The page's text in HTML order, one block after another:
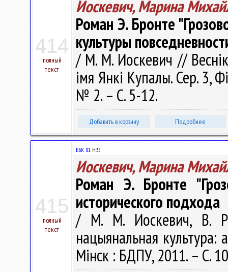
414
полный
текст
Иоскевич, Марина
Роман Э. Бронте
культуры
/ М. М. Иоскевич // Веснік
імя Янкі Купалы. Сер. 3,
№ 2. – С. 5-12.
Добавить в корзину Подробнее
415
полный
текст
ББК 81.Н35
Иоскевич, Марина
Роман Э. Бронте
исторического подхода
/ М. М. Иоскевич, В. Р.
нацыянальная культура:
Мінск : БДПУ, 2011. – С.